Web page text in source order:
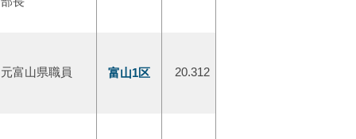
元富山県職員 富山1区 20.312